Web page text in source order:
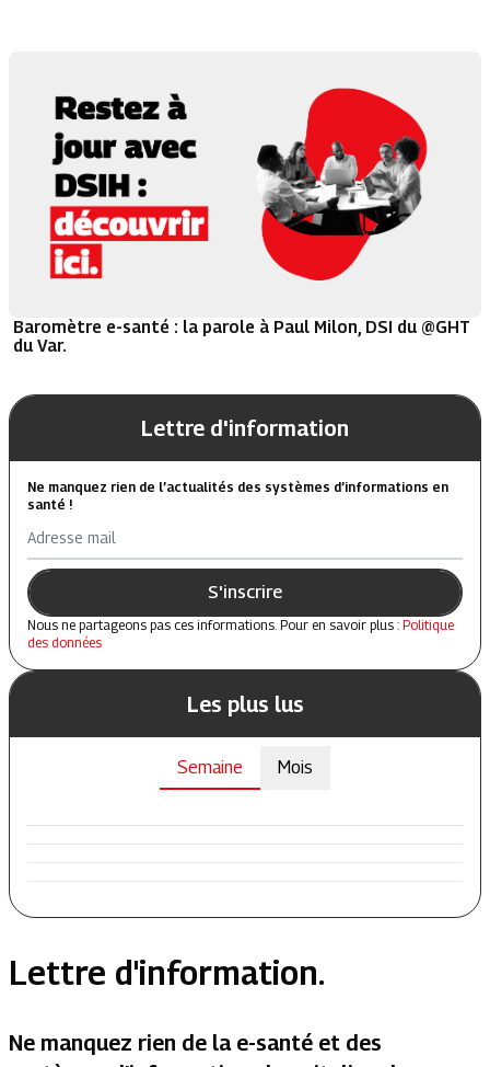
Baromètre e-santé : la parole à Paul Milon, DSI du @GHT
du Var.
Lettre d'information
Ne manquez rien de l’actualités des systèmes d’informations en
santé !
Adresse mail
S'inscrire
Nous ne partageons pas ces informations. Pour en savoir plus : Politique
des données
Les plus lus
Semaine Mois
Lettre d'information.
Ne manquez rien de la e-santé et des